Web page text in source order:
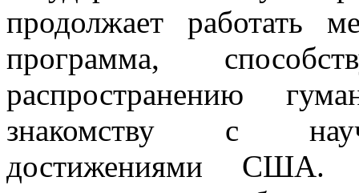
продолжает работать
программа,
распространению
знакомству с
достижениями